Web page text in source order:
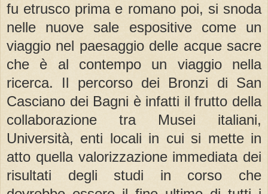
fu etrusco prima e romano poi, si snoda
nelle nuove sale espositive come un
viaggio nel paesaggio delle acque sacre
che è al contempo un viaggio nella
ricerca. Il percorso dei Bronzi di San
Casciano dei Bagni è infatti il frutto della
collaborazione tra Musei italiani,
Università, enti locali in cui si mette in
atto quella valorizzazione immediata dei
risultati degli studi in corso che